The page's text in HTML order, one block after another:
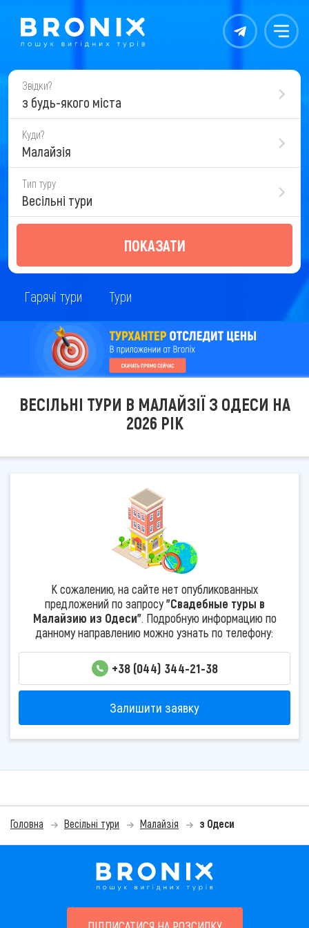
Контакты Меню
Звідки?
з будь-якого міста
Куди?
Малайзія
Тип туру
Весільні тури
ПОКАЗАТИ
Гарячі тури Тури
ВЕСІЛЬНІ ТУРИ В МАЛАЙЗІЇ З ОДЕСИ НА
2026 РІК
К сожалению, на сайте нет опубликованных
предложений по запросу"Свадебные туры в
Малайзию из Одеси". Подробную информацию по
данному направлению можно узнать по телефону:
+38 (044) 344-21-38
Залишити заявку
Головна Весільні тури Малайзія з Одеси